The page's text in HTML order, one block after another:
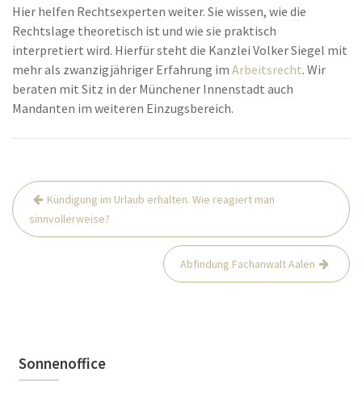
Hier helfen Rechtsexperten weiter. Sie wissen, wie die
Rechtslage theoretisch ist und wie sie praktisch
interpretiert wird. Hierfür steht die Kanzlei Volker Siegel mit
mehr als zwanzigjähriger Erfahrung im Arbeitsrecht. Wir
beraten mit Sitz in der Münchener Innenstadt auch
Mandanten im weiteren Einzugsbereich.
Beitrags-
Navigation
Kündigung im Urlaub erhalten. Wie reagiert man
sinnvollerweise?
Abfindung Fachanwalt Aalen
Sonnenoffice